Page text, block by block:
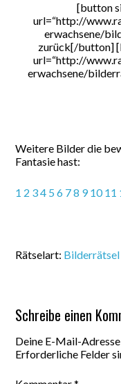
[button
url=“http://
erwachsene/
zurück[/button]
url=“http://
erwachsene/
Weitere Bilder die
Fantasie hast:
1 2 34 5 6 78 91011
Rätselart: Bilderrätsel
Schreibe einen
Deine E-Mail-
Erforderliche Felder